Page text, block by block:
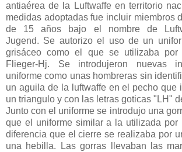
antiaérea de la Luftwaffe en territorio
medidas adoptadas fue incluir miembros
de 15 años bajo el nombre de
Jugend. Se autorizo el uso de un
grisáceo como el que se utilizaba
Flieger-Hj. Se introdujeron nuevas
uniforme como unas hombreras sin
un aguila de la luftwaffe en el pecho que
un triangulo y con las letras goticas "LH"
Junto con el uniforme se introdujo una
que el uniforme similar a la utilizada por
diferencia que el cierre se realizaba por
una hebilla. Las gorras llevaban las